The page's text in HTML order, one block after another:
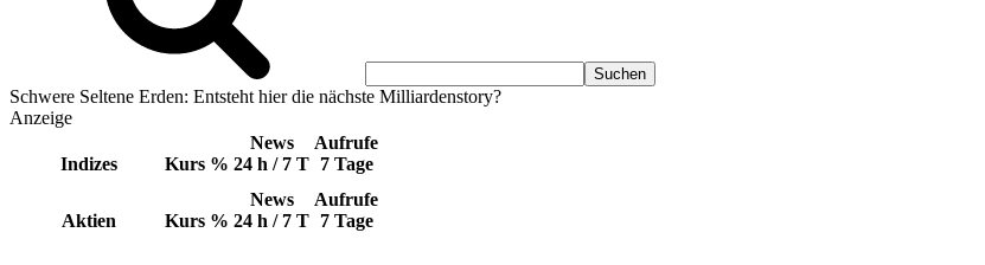
Schwere Seltene Erden: Entsteht hier die nächste Milliardenstory?
Anzeige
Indizes Kurs %
News
24 h / 7 T
Aufrufe
7 Tage
Aktien Kurs %
News
24 h / 7 T
Aufrufe
7 Tage